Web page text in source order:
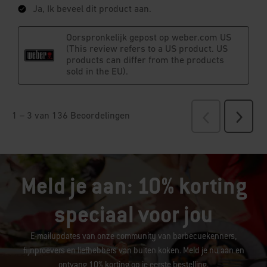
Meld je aan: 10% korting
speciaal voor jou
E-mailupdates van onze community van barbecuekenners,
fijnproevers en liefhebbers van buiten koken. Meld je nu aan en
ontvang 10% korting op je eerste bestelling.